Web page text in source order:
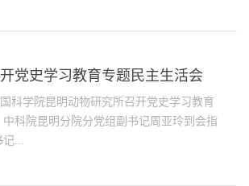
党史学习教育专题民主生活会
科学院昆明动物研究所召开党史学习教育
科院昆明分院分党组副书记周亚玲到会指
...